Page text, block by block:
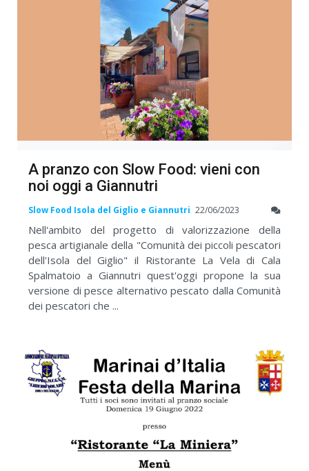
A pranzo con Slow Food: vieni con
noi oggi a Giannutri
Slow Food Isola del Giglio e Giannutri 22/06/2023
Nell'ambito del progetto di valorizzazione della
pesca artigianale della "Comunità dei piccoli pescatori
dell'Isola del Giglio" il Ristorante La Vela di Cala
Spalmatoio a Giannutri quest'oggi propone la sua
versione di pesce alternativo pescato dalla Comunità
dei pescatori che ...